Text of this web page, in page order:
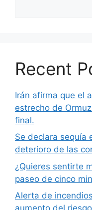
Recent
Irán afirma que el
estrecho de
final.
Se declara sequía
deterioro de las
¿Quieres sentirte
paseo de cinco
Alerta de
aumento del